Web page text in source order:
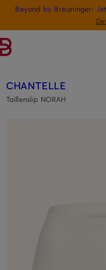
ZUM HAUPTINHALT
Beyond by Breuninger:
Nur in der App: -10 € auf
CHANTELLE
Taillenslip NORAH